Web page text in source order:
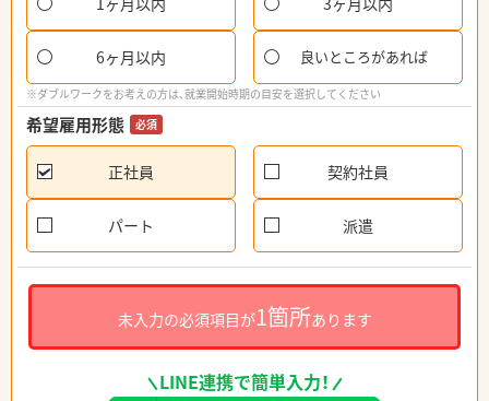
6ヶ月以内 良いところがあれば
※ダブルワークをお考えの方は、就業開始時期の目安を選択してください
希望雇用形態 必須
正社員 契約社員
パート 派遣
未入力の必須項目が1箇所あります
LINE連携で簡単入力！